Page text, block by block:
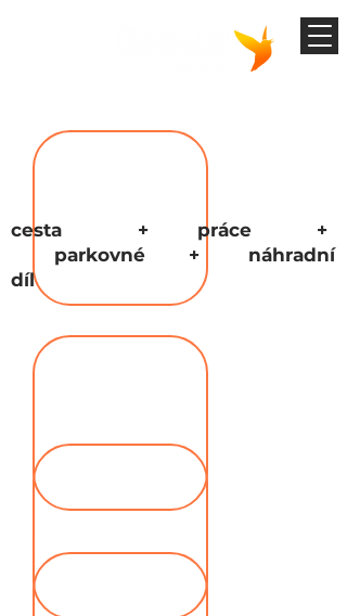
cesta + práce +
parkovné + náhradní
díl